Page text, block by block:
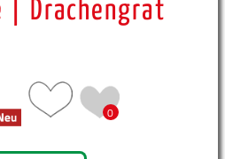
| Drachengrat
0